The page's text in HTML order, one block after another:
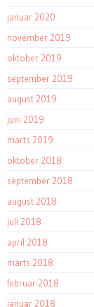
januar 2020
november 2019
oktober 2019
september 2019
august 2019
juni 2019
marts 2019
oktober 2018
september 2018
august 2018
juli 2018
april 2018
marts 2018
februar 2018
januar 2018